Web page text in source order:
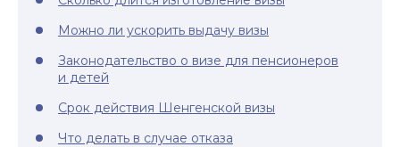
Можно ли ускорить выдачу визы
Законодательство о визе для пенсионеров
и детей
Срок действия Шенгенской визы
Что делать в случае отказа